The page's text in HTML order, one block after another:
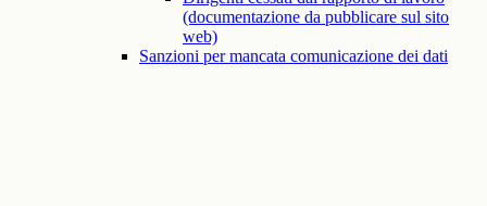
(documentazione da pubblicare sul sito
web)
Sanzioni per mancata comunicazione dei dati